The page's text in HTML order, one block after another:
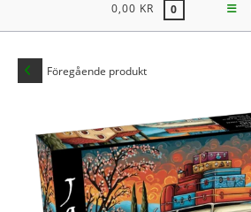
0,00 KR 0
Föregående produkt